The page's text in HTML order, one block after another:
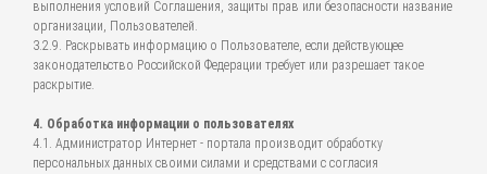
выполнения условий Соглашения, защиты прав или безопасности название
организации, Пользователей.
3.2.9. Раскрывать информацию о Пользователе, если действующее
законодательство Российской Федерации требует или разрешает такое
раскрытие.
4. Обработка информации о пользователях
4.1. Администратор Интернет - портала производит обработку
персональных данных своими силами и средствами с согласия